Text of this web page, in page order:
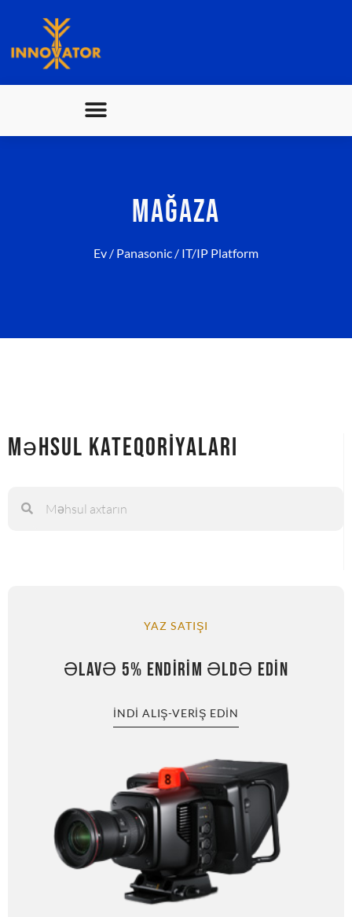
MAĞAZA
Ev / Panasonic / IT/IP Platform
Məhsul Kateqoriyaları
YAZ SATIŞI
ƏLAVƏ 5% ENDIRIM ƏLDƏ EDIN
İNDI ALIŞ-VERIŞ EDIN